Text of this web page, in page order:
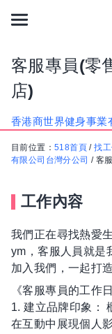
客服專員(零
店)
香港商世界健身事業
目前位置： 518首頁 /找
有限公司台灣分公司 / 客
工作內容
我們正在尋找熱愛
ym，客服人員就是
加入我們，一起打
《客服專員的工作
1. 建立品牌印象：
在互動中展現個人